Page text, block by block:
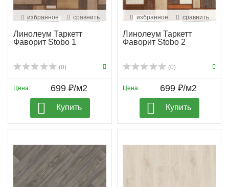
избранное сравнить
Линолеум Таркетт
Фаворит Stobo 1
(0)
Цена: 699 ₽/м2
Купить
избранное сравнить
Линолеум Таркетт
Фаворит Stobo 2
(0)
Цена: 699 ₽/м2
Купить